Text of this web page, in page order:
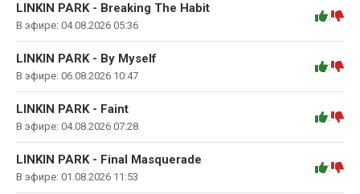
LINKIN PARK - Breaking The Habit
В эфире: 04.08.2026 05:36
:
LINKIN PARK - By Myself
В эфире: 06.08.2026 10:47
:
LINKIN PARK - Faint
В эфире: 04.08.2026 07:28
:
LINKIN PARK - Final Masquerade
В эфире: 01.08.2026 11:53
: